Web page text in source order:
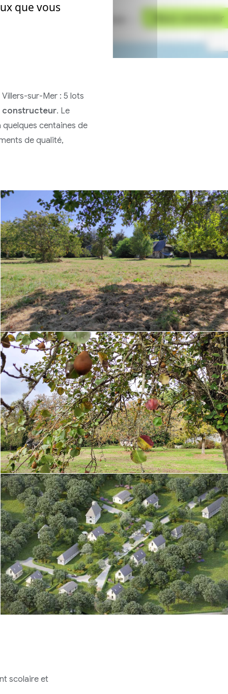
sur-Mer : 5 lots
constructeur. Le
quelques centaines de
de qualité,
scolaire et